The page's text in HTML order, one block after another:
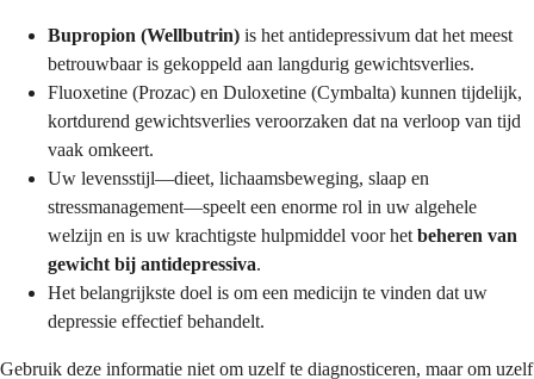
Bupropion (Wellbutrin) is het antidepressivum dat het meest
betrouwbaar is gekoppeld aan langdurig gewichtsverlies.
Fluoxetine (Prozac) en Duloxetine (Cymbalta) kunnen tijdelijk,
kortdurend gewichtsverlies veroorzaken dat na verloop van tijd
vaak omkeert.
Uw levensstijl—dieet, lichaamsbeweging, slaap en
stressmanagement—speelt een enorme rol in uw algehele
welzijn en is uw krachtigste hulpmiddel voor het beheren van
gewicht bij antidepressiva.
Het belangrijkste doel is om een medicijn te vinden dat uw
depressie effectief behandelt.
Gebruik deze informatie niet om uzelf te diagnosticeren, maar om uzelf